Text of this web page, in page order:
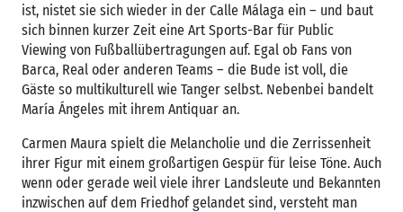
ist, nistet sie sich wieder in der Calle Málaga ein – und baut
sich binnen kurzer Zeit eine Art Sports-Bar für Public
Viewing von Fußballübertragungen auf. Egal ob Fans von
Barca, Real oder anderen Teams – die Bude ist voll, die
Gäste so multikulturell wie Tanger selbst. Nebenbei bandelt
María Ángeles mit ihrem Antiquar an.
Carmen Maura spielt die Melancholie und die Zerrissenheit
ihrer Figur mit einem großartigen Gespür für leise Töne. Auch
wenn oder gerade weil viele ihrer Landsleute und Bekannten
inzwischen auf dem Friedhof gelandet sind, versteht man